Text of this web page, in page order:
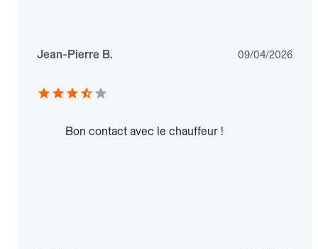
Jean-Pierre B. 09/04/2026
Bon contact avec le chauffeur !